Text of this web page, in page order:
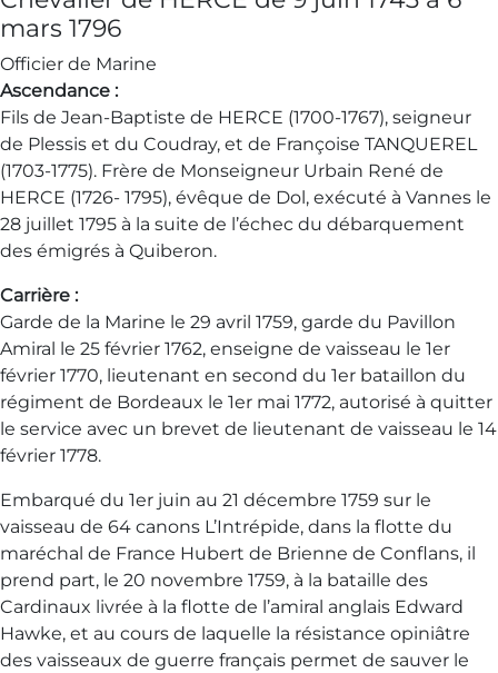
mars 1796
Officier de Marine
Ascendance :
Fils de Jean-Baptiste de HERCE (1700-1767), seigneur
de Plessis et du Coudray, et de Françoise TANQUEREL
(1703-1775). Frère de Monseigneur Urbain René de
HERCE (1726- 1795), évêque de Dol, exécuté à Vannes le
28 juillet 1795 à la suite de l’échec du débarquement
des émigrés à Quiberon.
Carrière :
Garde de la Marine le 29 avril 1759, garde du Pavillon
Amiral le 25 février 1762, enseigne de vaisseau le 1er
février 1770, lieutenant en second du 1er bataillon du
régiment de Bordeaux le 1er mai 1772, autorisé à quitter
le service avec un brevet de lieutenant de vaisseau le 14
février 1778.
Embarqué du 1er juin au 21 décembre 1759 sur le
vaisseau de 64 canons L’Intrépide, dans la flotte du
maréchal de France Hubert de Brienne de Conflans, il
prend part, le 20 novembre 1759, à la bataille des
Cardinaux livrée à la flotte de l’amiral anglais Edward
Hawke, et au cours de laquelle la résistance opiniâtre
des vaisseaux de guerre français permet de sauver le